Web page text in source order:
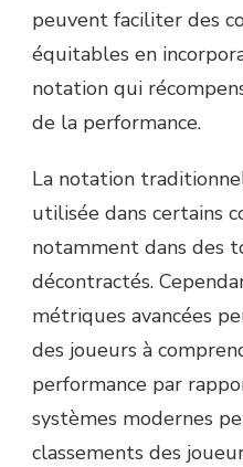
peuvent faciliter des
équitables en
notation qui
de la performance.
La notation
utilisée dans certains
notamment dans des
décontractés.
métriques avancées
des joueurs à
performance par
systèmes modernes
classements des